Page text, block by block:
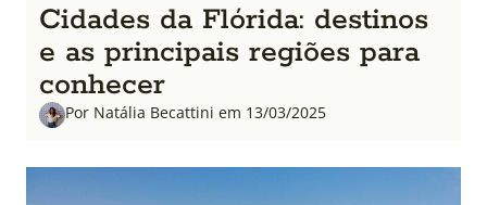
Cidades da Flórida: destinos
e as principais regiões para
conhecer
Por Natália Becattini em 13/03/2025